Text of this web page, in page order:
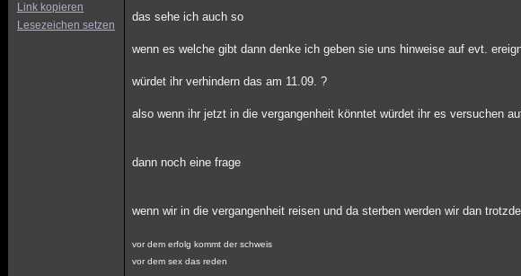
Link kopieren
Lesezeichen setzen
das sehe ich auch so
wenn es welche gibt dann denke ich geben sie uns hinweise auf evt.
würdet ihr verhindern das am 11.09. ?
also wenn ihr jetzt in die vergangenheit könntet würdet ihr es versuchen
dann noch eine frage
wenn wir in die vergangenheit reisen und da sterben werden wir dan
vor dem erfolg kommt der schweis
vor dem sex das reden